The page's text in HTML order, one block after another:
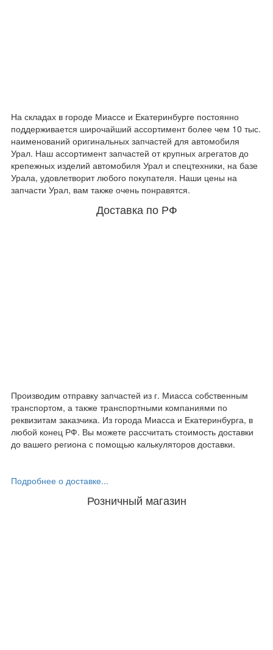
На складах в городе Миассе и Екатеринбурге постоянно
поддерживается широчайший ассортимент более чем 10 тыс.
наименований оригинальных запчастей для автомобиля
Урал. Наш ассортимент запчастей от крупных агрегатов до
крепежных изделий автомобиля Урал и спецтехники, на базе
Урала, удовлетворит любого покупателя. Наши цены на
запчасти Урал, вам также очень понравятся.
Доставка по РФ
Производим отправку запчастей из г. Миасса собственным
транспортом, а также транспортными компаниями по
реквизитам заказчика. Из города Миасса и Екатеринбурга, в
любой конец РФ. Вы можете рассчитать стоимость доставки
до вашего региона с помощью калькуляторов доставки.
Подробнее о доставке...
Розничный магазин